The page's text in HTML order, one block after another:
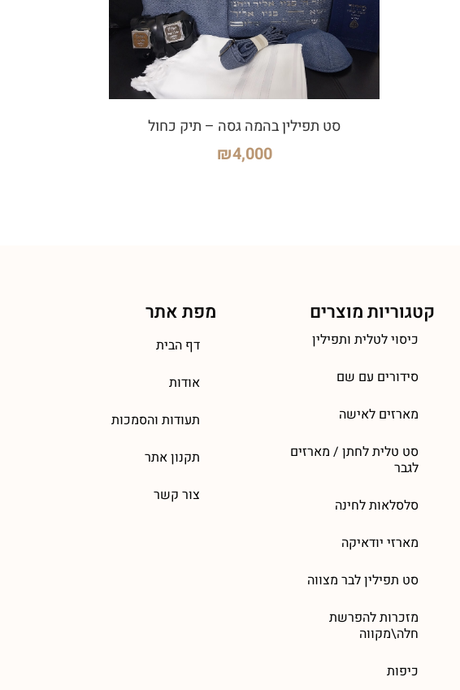
סט תפילין בהמה גסה – תיק כחול
₪4,000
קטגוריות מוצרים
כיסוי לטלית ותפילין
סידורים עם שם
מארזים לאישה
סט טלית לחתן / מארזים
לגבר
סלסלאות לחינה
מארזי יודאיקה
סט תפילין לבר מצווה
מזכרות להפרשת
חלה\מקווה
כיפות
מפת אתר
דף הבית
אודות
תעודות והסמכות
תקנון אתר
צור קשר